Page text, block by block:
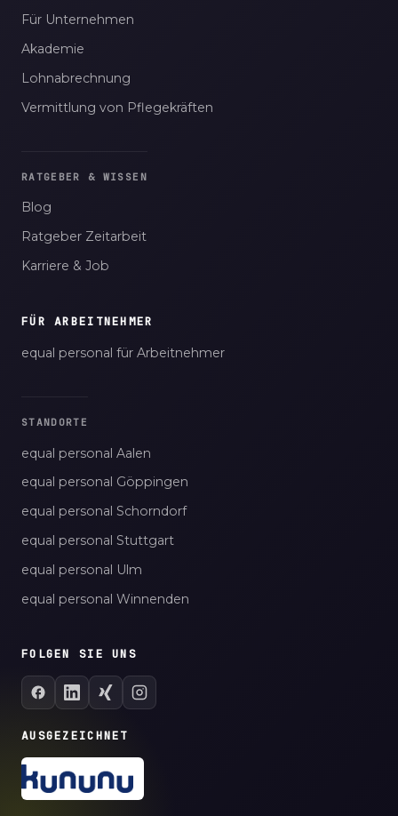
Für Unternehmen
Akademie
Lohnabrechnung
Vermittlung von Pflegekräften
RATGEBER & WISSEN
Blog
Ratgeber Zeitarbeit
Karriere & Job
FÜR ARBEITNEHMER
equal personal für Arbeitnehmer
STANDORTE
equal personal Aalen
equal personal Göppingen
equal personal Schorndorf
equal personal Stuttgart
equal personal Ulm
equal personal Winnenden
FOLGEN SIE UNS
AUSGEZEICHNET